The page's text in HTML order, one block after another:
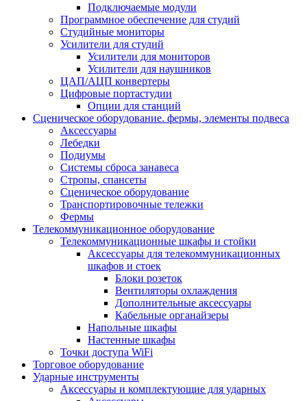
Подключаемые модули
Программное обеспечение для студий
Студийные мониторы
Усилители для студий
Усилители для мониторов
Усилители для наушников
ЦАП/АЦП конвертеры
Цифровые портастудии
Опции для станций
Сценическое оборудование. фермы, элементы подвеса
Аксессуары
Лебедки
Подиумы
Системы сброса занавеса
Стропы, спансеты
Сценическое оборудование
Транспортировочные тележки
Фермы
Телекоммуникационное оборудование
Телекоммуникационные шкафы и стойки
Аксессуары для телекоммуникационных
шкафов и стоек
Блоки розеток
Вентиляторы охлаждения
Дополнительные аксессуары
Кабельные органайзеры
Напольные шкафы
Настенные шкафы
Точки доступа WiFi
Торговое оборудование
Ударные инструменты
Аксессуары и комплектующие для ударных